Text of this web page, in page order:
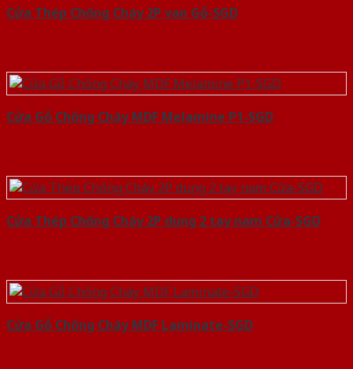
Cửa Thép Chống Cháy 2P van Gỗ-SGD
Cửa Gỗ Chống Cháy MDF Melamine P1-SGD
Cửa Thép Chống Cháy 2P dung 2 tay nam Cửa-SGD
Cửa Gỗ Chống Cháy MDF Laminate-SGD